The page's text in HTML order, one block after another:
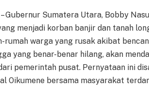
– Gubernur Sumatera Utara, Bobby
menjadi korban banjir dan tanah
rumah warga yang rusak akibat
yang benar-benar hilang, akan
pemerintah pusat. Pernyataan ini
Oikumene bersama masyarakat